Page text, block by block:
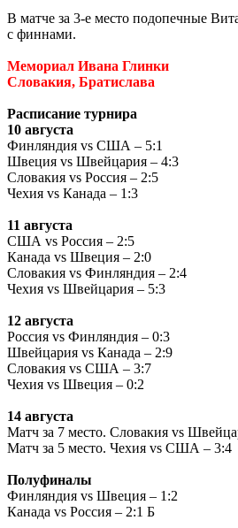
В матче за 3-е место подопечные
с финнами.
Мемориал Ивана Глинки
Словакия, Братислава
Расписание турнира
10 августа
Финляндия vs США – 5:1
Швеция vs Швейцария – 4:3
Словакия vs Россия – 2:5
Чехия vs Канада – 1:3
11 августа
США vs Россия – 2:5
Канада vs Швеция – 2:0
Словакия vs Финляндия – 2:4
Чехия vs Швейцария – 5:3
12 августа
Россия vs Финляндия – 0:3
Швейцария vs Канада – 2:9
Словакия vs США – 3:7
Чехия vs Швеция – 0:2
14 августа
Матч за 7 место. Словакия vs
Матч за 5 место. Чехия vs США – 3:4
Полуфиналы
Финляндия vs Швеция – 1:2
Канада vs Россия – 2:1 Б